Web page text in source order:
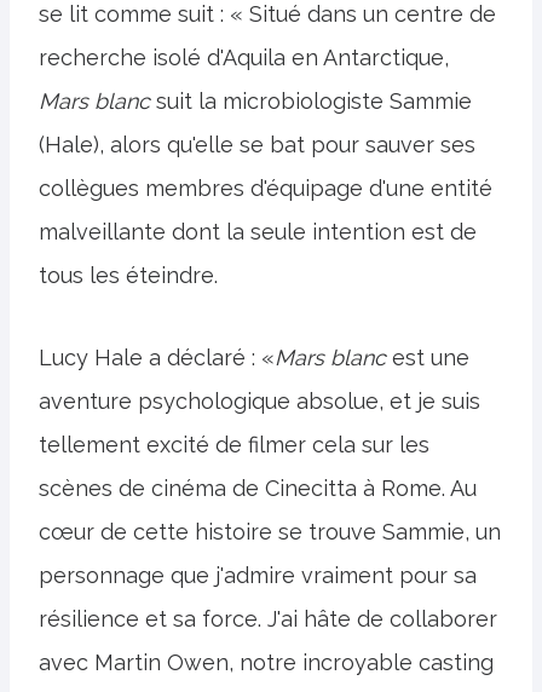
se lit comme suit : « Situé dans un centre de
recherche isolé d'Aquila en Antarctique,
Mars blancsuit la microbiologiste Sammie
(Hale), alors qu'elle se bat pour sauver ses
collègues membres d'équipage d'une entité
malveillante dont la seule intention est de
tous les éteindre.
Lucy Hale a déclaré : «Mars blancest une
aventure psychologique absolue, et je suis
tellement excité de filmer cela sur les
scènes de cinéma de Cinecitta à Rome. Au
cœur de cette histoire se trouve Sammie, un
personnage que j'admire vraiment pour sa
résilience et sa force. J'ai hâte de collaborer
avec Martin Owen, notre incroyable casting